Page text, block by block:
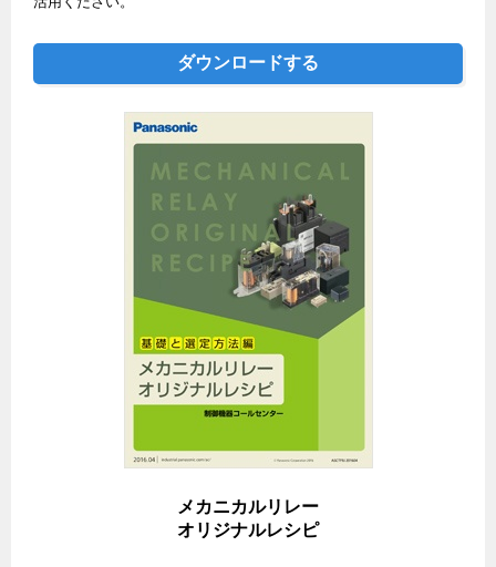
ダウンロードする
メカニカルリレー
オリジナルレシピ